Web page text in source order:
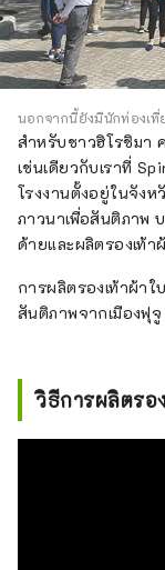
นอกจากนี้ยังมีนักท่องเที่
สำหรับชาวฮิโรชิมา
เช่นเดียวกับเราที่
โรงงานตั้งอยู่ในจัง
ภาวนาเพื่อสันติภาพ
ด้ายและผลิตรองเท้า
การผลิตรองเท้าผ้าใ
สันติภาพจากเมืองฟุ
วิธีการผลิตรอ